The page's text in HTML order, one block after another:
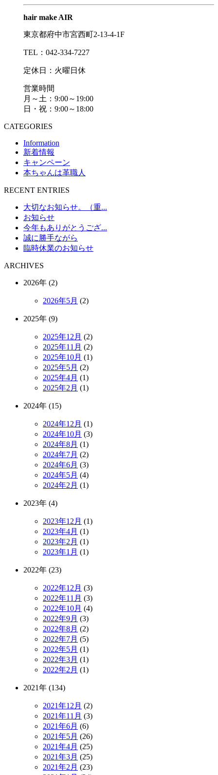
hair make AIR
東京都府中市宮西町2-13-4-1F
TEL：042-334-7227
定休日：火曜日休
営業時間
月～土：9:00～19:00
日・祝：9:00～18:00
CATEGORIES
Information
新着情報
キャンペーン
本ちゃんは革職人
RECENT ENTRIES
大切なお知らせ。（重...
お知らせ
今年もありがとうござ...
誠に勝手ながら
臨時休業のお知らせ
ARCHIVES
2026年 (2)
2026年5月 (2)
2025年 (9)
2025年12月 (2)
2025年11月 (2)
2025年10月 (1)
2025年5月 (2)
2025年4月 (1)
2025年2月 (1)
2024年 (15)
2024年12月 (1)
2024年10月 (3)
2024年8月 (1)
2024年7月 (2)
2024年6月 (3)
2024年5月 (4)
2024年2月 (1)
2023年 (4)
2023年12月 (1)
2023年4月 (1)
2023年2月 (1)
2023年1月 (1)
2022年 (23)
2022年12月 (3)
2022年11月 (3)
2022年10月 (4)
2022年9月 (3)
2022年8月 (2)
2022年7月 (5)
2022年5月 (1)
2022年3月 (1)
2022年2月 (1)
2021年 (134)
2021年12月 (2)
2021年11月 (3)
2021年6月 (6)
2021年5月 (26)
2021年4月 (25)
2021年3月 (25)
2021年2月 (23)